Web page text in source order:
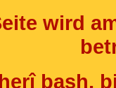
wird
bash,